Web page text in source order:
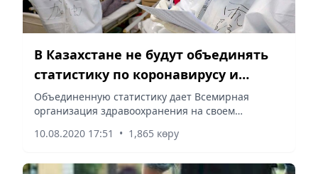
В Казахстане не будут объединять
статистику по коронавирусу и
пневмонии
Объединенную статистику дает Всемирная
организация здравоохранения на своем
10.08.2020 17:51 • 1,865 көру